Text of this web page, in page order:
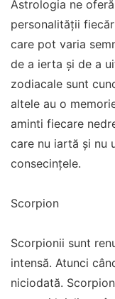
Astrologia ne
personalității
care pot varia
de a ierta și de a
zodiacale sunt
altele au o
aminti fiecare
care nu iartă și nu
consecințele.
Scorpion
Scorpionii sunt
intensă. Atunci
niciodată.